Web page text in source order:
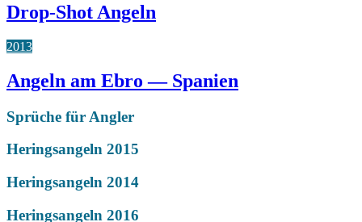
Drop-Shot Angeln
2013
Angeln am Ebro — Spanien
Sprüche für Angler
Heringsangeln 2015
Heringsangeln 2014
Heringsangeln 2016